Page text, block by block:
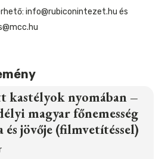
info@rubiconintezet.hu és
nyomában –
magyar főnemesség
jövője (filmvetítéssel)